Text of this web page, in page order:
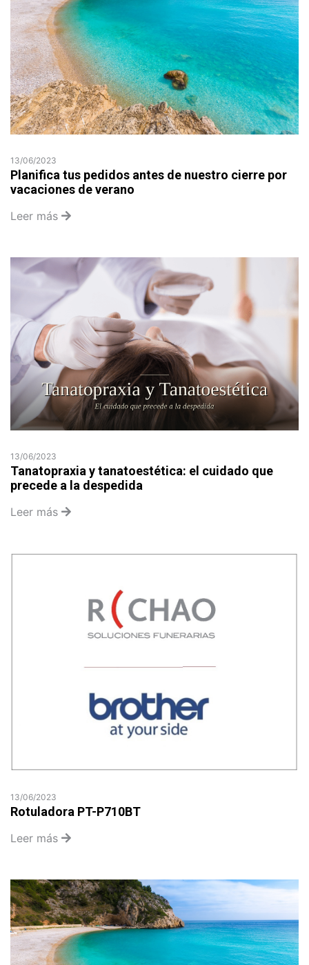
13/06/2023
Planifica tus pedidos antes de nuestro cierre por
vacaciones de verano
Leer más
13/06/2023
Tanatopraxia y tanatoestética: el cuidado que
precede a la despedida
Leer más
13/06/2023
Rotuladora PT-P710BT
Leer más